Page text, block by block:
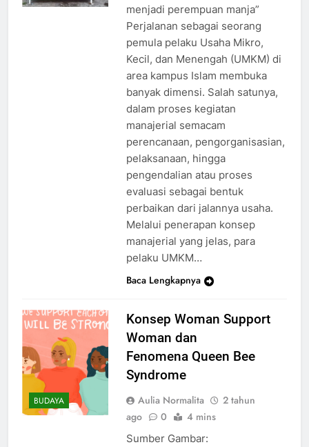
menjadi perempuan manja”
Perjalanan sebagai seorang
pemula pelaku Usaha Mikro,
Kecil, dan Menengah (UMKM) di
area kampus Islam membuka
banyak dimensi. Salah satunya,
dalam proses kegiatan
manajerial semacam
perencanaan, pengorganisasian,
pelaksanaan, hingga
pengendalian atau proses
evaluasi sebagai bentuk
perbaikan dari jalannya usaha.
Melalui penerapan konsep
manajerial yang jelas, para
pelaku UMKM…
Baca Lengkapnya
BUDAYA
Konsep Woman Support
Woman dan
Fenomena Queen Bee
Syndrome
Aulia Normalita
2 tahun
ago
0 4 mins
Sumber Gambar: